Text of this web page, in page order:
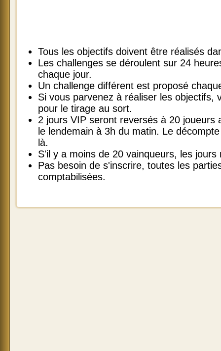
Tous les objectifs doivent être réalisés
Les challenges se déroulent sur 24
chaque jour.
Un challenge différent est proposé
Si vous parvenez à réaliser les objectifs,
pour le tirage au sort.
2 jours VIP seront reversés à 20 joueurs
le lendemain à 3h du matin. Le
là.
S'il y a moins de 20 vainqueurs, les
Pas besoin de s'inscrire, toutes les
comptabilisées.